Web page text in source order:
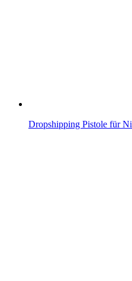
Dropshipping Pistole für